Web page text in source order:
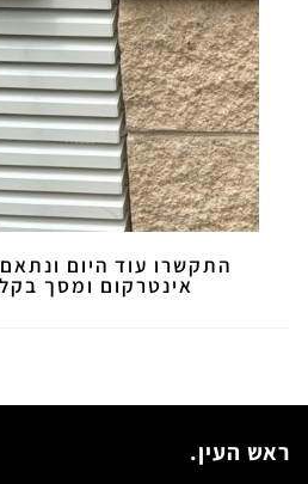
התקשרו עוד היום
אינטרקום ומסך
ראש העין.